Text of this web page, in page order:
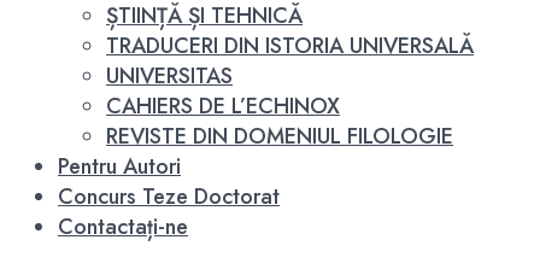
ȘTIINȚĂ ȘI TEHNICĂ
TRADUCERI DIN ISTORIA UNIVERSALĂ
UNIVERSITAS
CAHIERS DE L’ECHINOX
REVISTE DIN DOMENIUL FILOLOGIE
Pentru Autori
Concurs Teze Doctorat
Contactați-ne